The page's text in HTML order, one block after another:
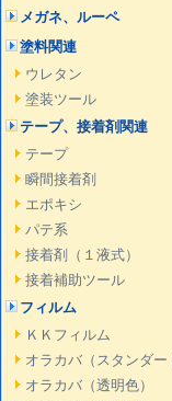
メガネ、ルーペ
塗料関連
ウレタン
塗装ツール
テープ、接着剤関連
テープ
瞬間接着剤
エポキシ
パテ系
接着剤（１液式）
接着補助ツール
フィルム
ＫＫフィルム
オラカバ（スタンダー
オラカバ（透明色）